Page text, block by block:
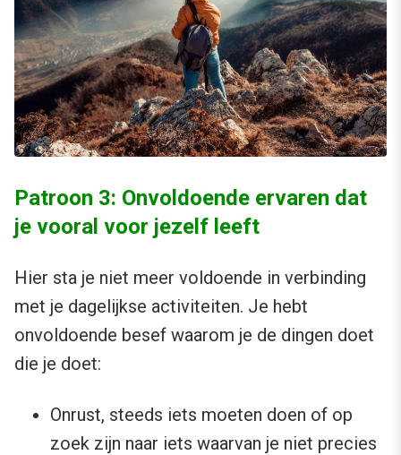
Patroon 3: Onvoldoende ervaren dat
je vooral voor jezelf leeft
Hier sta je niet meer voldoende in verbinding
met je dagelijkse activiteiten. Je hebt
onvoldoende besef waarom je de dingen doet
die je doet:
Onrust, steeds iets moeten doen of op
zoek zijn naar iets waarvan je niet precies